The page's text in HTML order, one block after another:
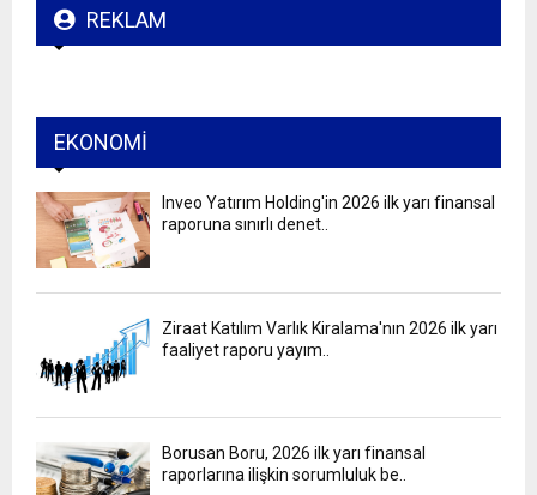
REKLAM
EKONOMI
Inveo Yatırım Holding'in 2026 ilk yarı finansal
raporuna sınırlı denet..
Ziraat Katılım Varlık Kiralama'nın 2026 ilk yarı
faaliyet raporu yayım..
Borusan Boru, 2026 ilk yarı finansal
raporlarına ilişkin sorumluluk be..